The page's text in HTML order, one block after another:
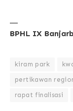
BPHL IX
kiram park
pertikawan
rapat finalisasi